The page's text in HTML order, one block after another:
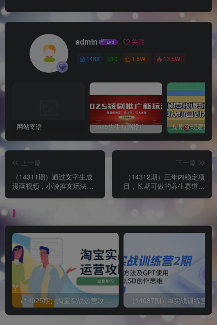
admin 关注
1468 0 1.5W+ 13.5W+
网站寄语 2025快手短剧推广新玩法，保姆级教学，日入多张，可矩阵操作
上一篇
（14311期）通过文字生成
漫画视频，小说推文玩法，
下一篇
（14312期）三年内稳定项
目，长期可做的养生赛道，
（14025期）淘宝实战运营攻略：店铺基础优化、直通车推广、爆款打造、客服管理、搜…